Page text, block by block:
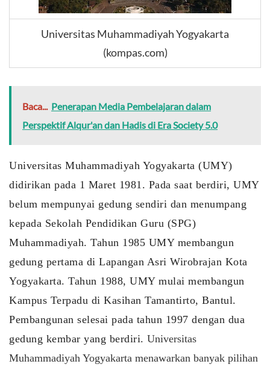
Universitas Muhammadiyah Yogyakarta
(kompas.com)
Baca... Penerapan Media Pembelajaran dalam
Perspektif Alqur'an dan Hadis di Era Society 5.0
Universitas Muhammadiyah Yogyakarta (UMY)
didirikan pada 1 Maret 1981. Pada saat berdiri, UMY
belum mempunyai gedung sendiri dan menumpang
kepada Sekolah Pendidikan Guru (SPG)
Muhammadiyah. Tahun 1985 UMY membangun
gedung pertama di Lapangan Asri Wirobrajan Kota
Yogyakarta. Tahun 1988, UMY mulai membangun
Kampus Terpadu di Kasihan Tamantirto, Bantul.
Pembangunan selesai pada tahun 1997 dengan dua
gedung kembar yang berdiri. Universitas
Muhammadiyah Yogyakarta menawarkan banyak pilihan